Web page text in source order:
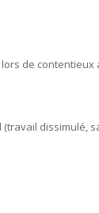
de contentieux
dissimulé,